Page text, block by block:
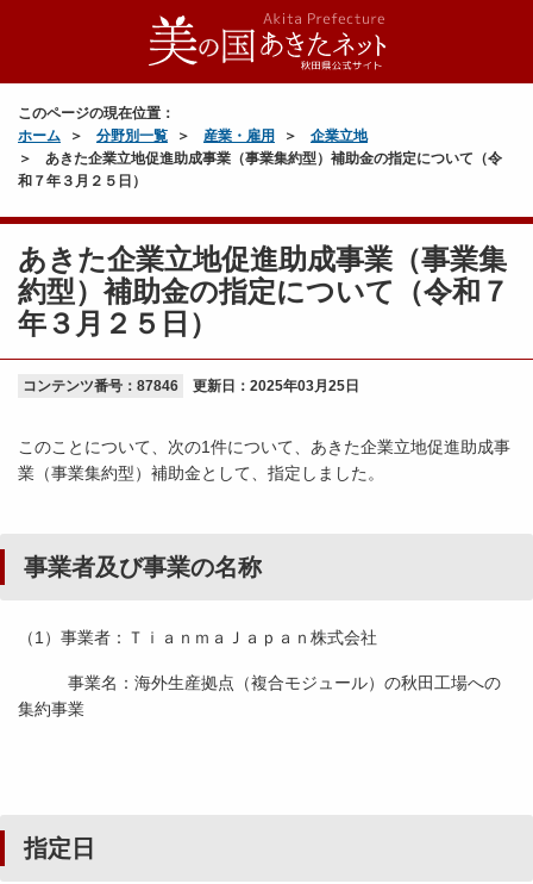
このページの現在位置：
ホーム
分野別一覧 産業・雇用
企業立地
あきた企業立地促進助成事業（事業集約型）補助金の指定について（令
和７年３月２５日）
あきた企業立地促進助成事業（事業集
約型）補助金の指定について（令和７
年３月２５日）
コンテンツ番号：87846 更新日： 2025年03月25日
このことについて、次の1件について、あきた企業立地促進助成事
業（事業集約型）補助金として、指定しました。
事業者及び事業の名称
（1）事業者：ＴｉａｎｍａＪａｐａｎ株式会社
事業名：海外生産拠点（複合モジュール）の秋田工場への
集約事業
指定日